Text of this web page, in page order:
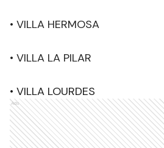
• VILLA HERMOSA
• VILLA LA PILAR
• VILLA LOURDES
Ads